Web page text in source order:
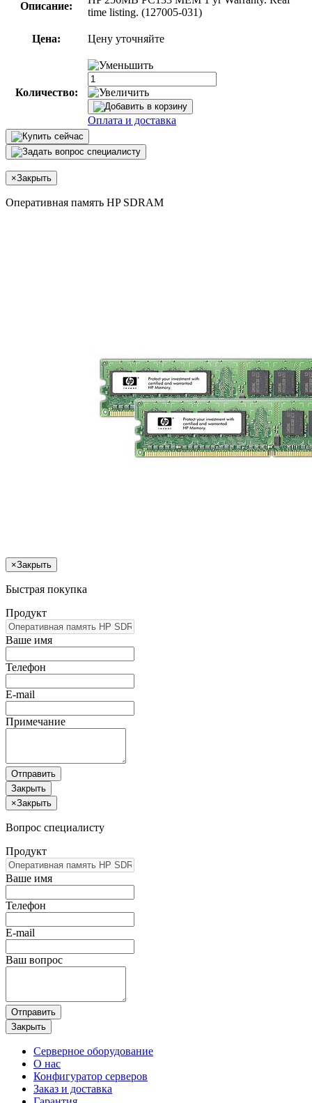
Описание:
time listing. (127005-031)
Цена: Цену уточняйте
Количество:
Оплата и доставка
×Закрыть
Оперативная память HP SDRAM
×Закрыть
Быстрая покупка
Продукт
Ваше имя
Телефон
E-mail
Примечание
Отправить
Закрыть
×Закрыть
Вопрос специалисту
Продукт
Ваше имя
Телефон
E-mail
Ваш вопрос
Отправить
Закрыть
Серверное оборудование
О нас
Конфигуратор серверов
Заказ и доставка